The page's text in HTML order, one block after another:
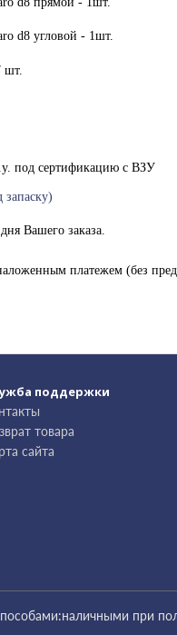
d8 угловой - 1шт.
шт.
под сертификацию с ВЗУ
Вашего заказа.
платежем (без
поддержки
товара
сайта
при